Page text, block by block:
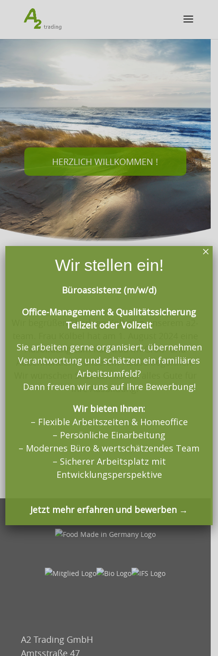
HERZLICH WILLKOMMEN !
Wir begrüßen Sharleen Kölbel in unserem a2-
Ausbildung zum Kauffrau im Groß- und
Außenhandel in unserem Hause begonnen.
Wir wünschen Sharleen Kölbel alles Gute für
ihre Ausbildung.
A2 Trading GmbH
Amtsstraße 47
Wir stellen ein!
Büroassistenz (m/w/d)
Office-Management & Qualitätssicherung
Teilzeit oder Vollzeit
Sie arbeiten gerne organisiert, übernehmen
Verantwortung und schätzen ein familiäres
Arbeitsumfeld?
Dann freuen wir uns auf Ihre Bewerbung!
Wir bieten Ihnen:
– Flexible Arbeitszeiten & Homeoffice
– Persönliche Einarbeitung
– Modernes Büro & wertschätzendes Team
– Sicherer Arbeitsplatz mit
Entwicklungsperspektive
Jetzt mehr erfahren und bewerben →
×